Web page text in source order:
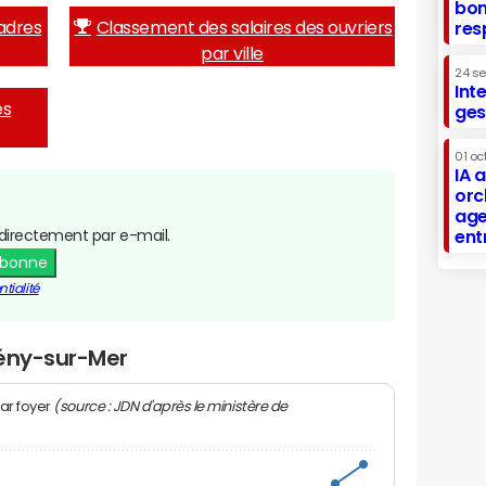
Classement des salaires des ouvriers
par ville
par e-mail.
sur-Mer
foyer (source : JDN d'après le ministère de
24
01
IA